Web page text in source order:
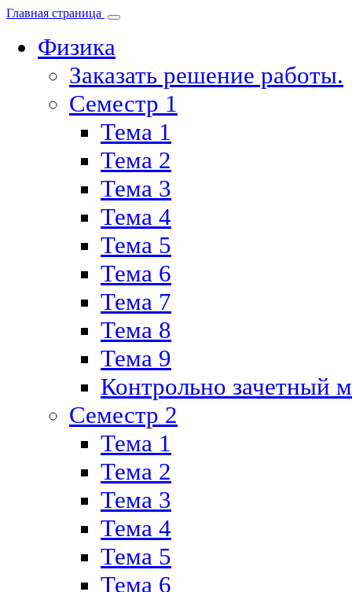
Главная страница
Физика
Заказать решение работы.
Семестр 1
Тема 1
Тема 2
Тема 3
Тема 4
Тема 5
Тема 6
Тема 7
Тема 8
Тема 9
Контрольно зачетный
Семестр 2
Тема 1
Тема 2
Тема 3
Тема 4
Тема 5
Тема 6